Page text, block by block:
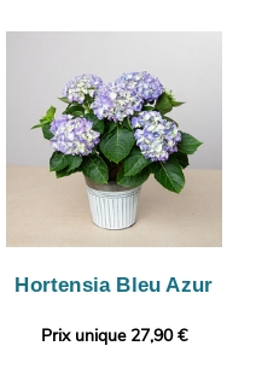
Hortensia Bleu Azur
Prix unique 27,90 €